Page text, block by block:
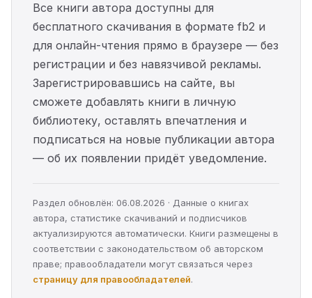
Все книги автора доступны для
бесплатного скачивания в формате fb2 и
для онлайн-чтения прямо в браузере — без
регистрации и без навязчивой рекламы.
Зарегистрировавшись на сайте, вы
сможете добавлять книги в личную
библиотеку, оставлять впечатления и
подписаться на новые публикации автора
— об их появлении придёт уведомление.
Раздел обновлён: 06.08.2026 · Данные о книгах
автора, статистике скачиваний и подписчиков
актуализируются автоматически. Книги размещены в
соответствии с законодательством об авторском
праве; правообладатели могут связаться через
страницу для правообладателей.